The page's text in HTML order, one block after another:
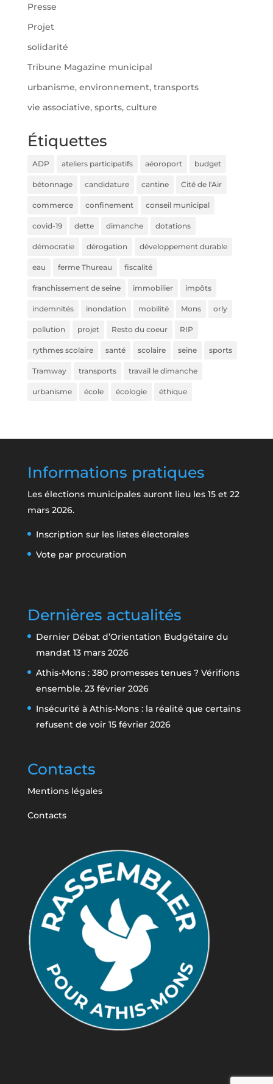
Presse
Projet
solidarité
Tribune Magazine municipal
urbanisme, environnement, transports
vie associative, sports, culture
Étiquettes
ADP ateliers participatifs aéoroport budget
bétonnage candidature cantine Cité de l'Air
commerce confinement conseil municipal
covid-19 dette dimanche dotations
démocratie dérogation développement durable
eau ferme Thureau fiscalité
franchissement de seine immobilier impôts
indemnités inondation mobilité Mons orly
pollution projet Resto du coeur RIP
rythmes scolaire santé scolaire seine sports
Tramway transports travail le dimanche
urbanisme école écologie éthique
Informations pratiques
Les élections municipales auront lieu les 15 et 22
mars 2026.
Inscription sur les listes électorales
Vote par procuration
Dernières actualités
Dernier Débat d’Orientation Budgétaire du
mandat 13 mars 2026
Athis-Mons : 380 promesses tenues ? Vérifions
ensemble. 23 février 2026
Insécurité à Athis-Mons : la réalité que certains
refusent de voir 15 février 2026
Contacts
Mentions légales
Contacts